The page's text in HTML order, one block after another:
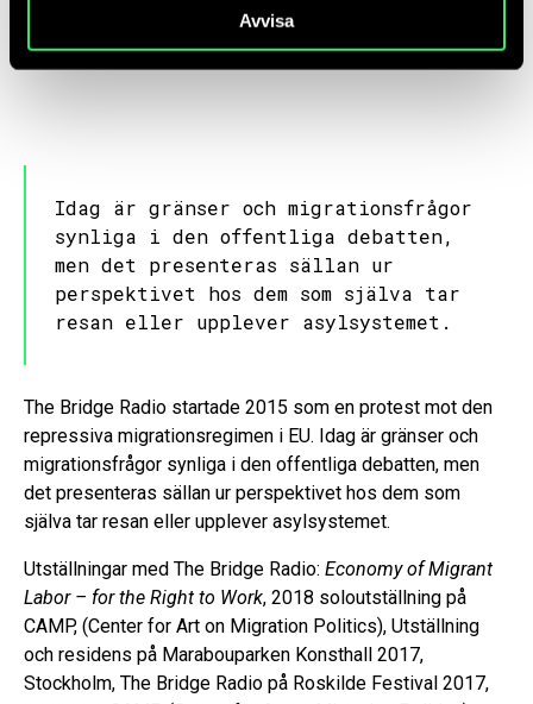
Avvisa
migration. De strävar efter att sprida historier om
motstånd och kamp för fri rörlighet.
Idag är gränser och migrationsfrågor
synliga i den offentliga debatten,
men det presenteras sällan ur
perspektivet hos dem som själva tar
resan eller upplever asylsystemet.
The Bridge Radio startade 2015 som en protest mot den
repressiva migrationsregimen i EU. Idag är gränser och
migrationsfrågor synliga i den offentliga debatten, men
det presenteras sällan ur perspektivet hos dem som
själva tar resan eller upplever asylsystemet.
Utställningar med The Bridge Radio: Economy of Migrant
Labor – for the Right to Work, 2018 soloutställning på
CAMP, (Center for Art on Migration Politics), Utställning
och residens på Marabouparken Konsthall 2017,
Stockholm, The Bridge Radio på Roskilde Festival 2017,